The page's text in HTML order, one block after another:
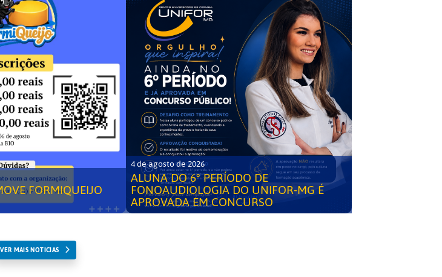
FORMIQUEIJO
4 de agosto de 2026
ALUNA DO 6° PERÍODO DE
FONOAUDIOLOGIA DO UNIFOR-MG É
APROVADA EM CONCURSO
VER MAIS NOTICIAS